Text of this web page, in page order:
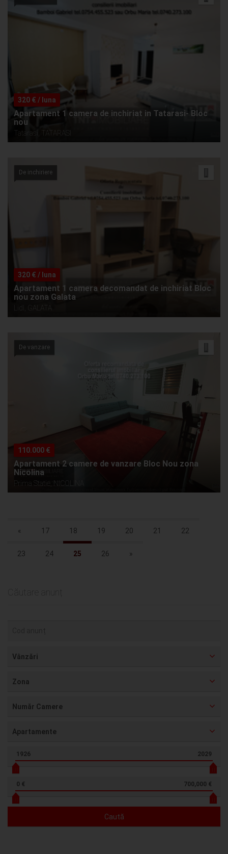
320 € / luna
Apartament 1 camera de inchiriat in Tatarasi- Bloc
nou
Tatarasi, TATARASI
De inchiriere
320 € / luna
Apartament 1 camera decomandat de inchiriat Bloc
nou zona Galata
Lidl, GALATA
De vanzare
110.000 €
Apartament 2 camere de vanzare Bloc Nou zona
Nicolina
Prima Statie, NICOLINA
« 17 18 19 20 21 22
23 24 25 26 »
Căutare anunț
Vânzări
Zona
Număr Camere
Apartamente
1926 2029
0 € 700,000 €
Caută